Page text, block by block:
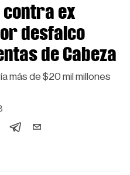
contra ex
desfalco
de Cabeza
más de $20 mil millones